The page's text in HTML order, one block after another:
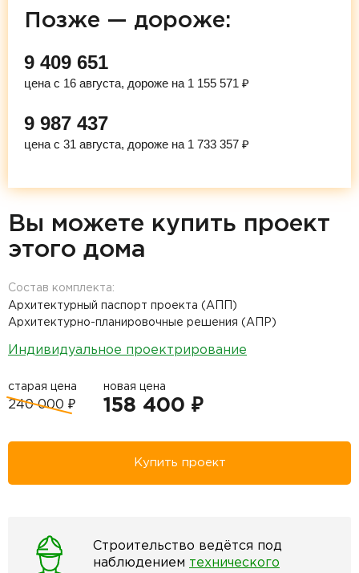
Позже — дороже:
9 409 651
цена с 16 августа, дороже на 1 155 571 ₽
9 987 437
цена с 31 августа, дороже на 1 733 357 ₽
Вы можете купить проект
этого дома
Состав комплекта:
Архитектурный паспорт проекта (АПП)
Архитектурно-планировочные решения (АПР)
Индивидуальное проектрирование
старая цена
240 000 ₽
новая цена
158 400 ₽
Купить проект
Строительство ведётся под
наблюдением технического